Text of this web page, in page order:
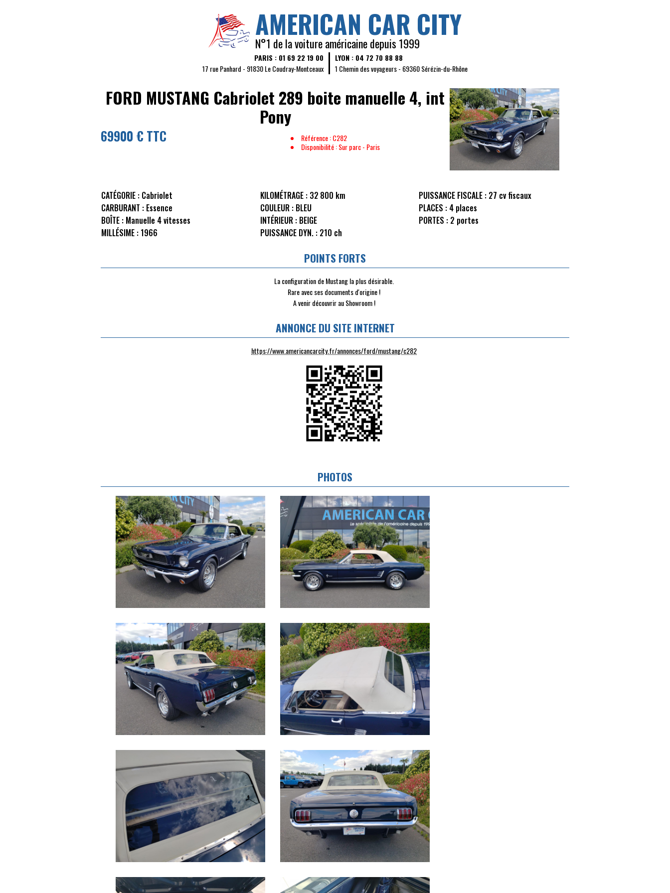
AMERICAN CAR CITY
N°1 de la voiture américaine depuis 1999
PARIS : 01 69 22 19 00
17 rue Panhard - 91830 Le Coudray-Montceaux
LYON : 04 72 70 88 88
1 Chemin des voyageurs - 69360 Sérézin-du-Rhône
FORD MUSTANG Cabriolet 289 boite manuelle 4, int
Pony
69900 € TTC
Référence : C282
Disponibilité : Sur parc - Paris
CATÉGORIE : Cabriolet
CARBURANT : Essence
BOÎTE : Manuelle 4 vitesses
MILLÉSIME : 1966
KILOMÉTRAGE :32 800 km
COULEUR :BLEU
INTÉRIEUR :BEIGE
PUISSANCE DYN. :210 ch
PUISSANCE FISCALE : 27 cv fiscaux
PLACES : 4 places
PORTES : 2 portes
POINTS FORTS
La configuration de Mustang la plus désirable.
Rare avec ses documents d'origine !
A venir découvrir au Showroom !
ANNONCE DU SITE INTERNET
https://www.americancarcity.fr/annonces/ford/mustang/c282
PHOTOS